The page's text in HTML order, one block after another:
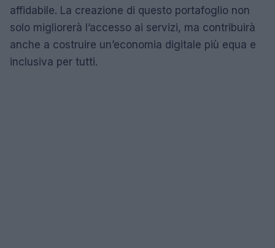
affidabile. La creazione di questo portafoglio non
solo migliorerà l’accesso ai servizi, ma contribuirà
anche a costruire un’economia digitale più equa e
inclusiva per tutti.